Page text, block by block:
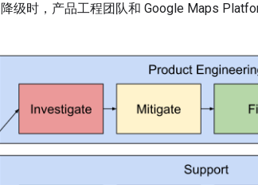
级时，产品工程团队和 Google Maps